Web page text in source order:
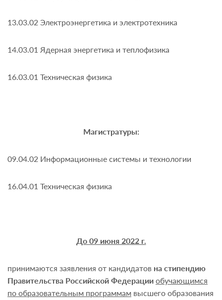
13.03.02 Электроэнергетика и электротехника
14.03.01 Ядерная энергетика и теплофизика
16.03.01 Техническая физика
Магистратуры:
09.04.02 Информационные системы и технологии
16.04.01 Техническая физика
До 09 июня 2022 г.
принимаются заявления от кандидатов на стипендию
Правительства Российской Федерации обучающимся
по образовательным программам высшего образования